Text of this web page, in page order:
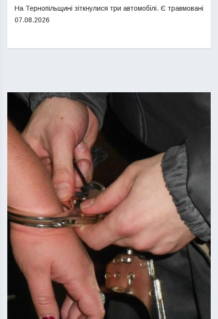
На Тернопільщині зіткнулися три автомобілі. Є травмовані
07.08.2026